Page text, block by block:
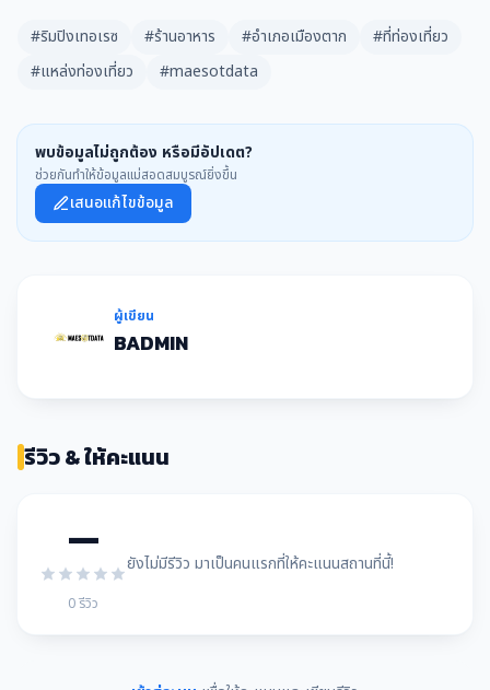
#ริมปิงเทอเรซ #ร้านอาหาร #อำเภอเมืองตาก
#ที่ท่องเที่ยว
#แหล่งท่องเที่ยว
#maesotdata
พบข้อมูลไม่ถูกต้อง หรือมีอัปเดต?
ช่วยกันทำให้ข้อมูลแม่สอดสมบูรณ์ยิ่งขึ้น
เสนอแก้ไขข้อมูล
ผู้เขียน
BADMIN
รีวิว & ให้คะแนน
—
0 รีวิว
ยังไม่มีรีวิว มาเป็นคนแรกที่ให้คะแนนสถานที่นี้!